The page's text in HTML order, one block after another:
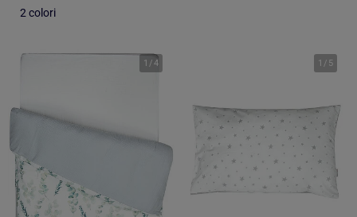
2 colori
1 /4 1 / 5